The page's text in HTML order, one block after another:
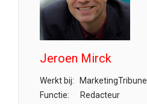
Jeroen Mirck
Werkt bij:
MarketingTribune
Functie:
Redacteur